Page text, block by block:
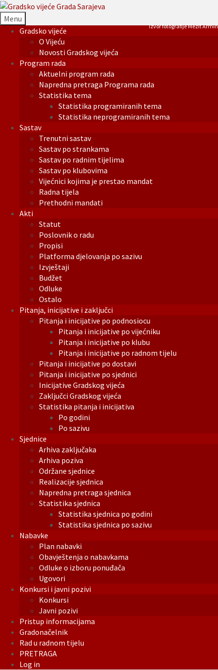
Menu
Gradsko vijeće
O Vijeću
Novosti Gradskog vijeća
Program rada
Aktuelni program rada
Napredna pretraga Programa rada
Statistika tema
Statistika programiranih tema
Statistika neprogramiranih tema
Sastav
Trenutni sastav
Sastav po strankama
Sastav po radnim tijelima
Sastav po klubovima
Vijećnici kojima je prestao mandat
Radna tijela
Prethodni mandati
Akti
Statut
Poslovnik o radu
Propisi
Platforma djelovanja po sazivu
Izvještaji
Budžet
Odluke
Ostalo
Pitanja, inicijative i zaključci
Pitanja i inicijative po podnosiocu
Pitanja i inicijative po vijećniku
Pitanja i inicijative po klubu
Pitanja i inicijative po radnom tijelu
Pitanja i inicijative po dostavi
Pitanja i inicijative po sjednici
Inicijative Gradskog vijeća
Zaključci Gradskog vijeća
Statistika pitanja i inicijativa
Po godini
Po sazivu
Sjednice
Arhiva zaključaka
Arhiva poziva
Održane sjednice
Realizacije sjednica
Napredna pretraga sjednica
Statistika sjednica
Statistika sjednica po godini
Statistika sjednica po sazivu
Nabavke
Plan nabavki
Obavještenja o nabavkama
Odluke o izboru ponuđača
Ugovori
Konkursi i javni pozivi
Konkursi
Javni pozivi
Pristup informacijama
Gradonačelnik
Rad u radnom tijelu
PRETRAGA
Log in
Izvor fotografije Mezit Armin